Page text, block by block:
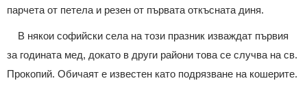
парчета от петела и резен от първата откъсната диня.
В някои софийски села на този празник изваждат първия
за годината мед, докато в други райони това се случва на св.
Прокопий. Обичаят е известен като подрязване на кошерите.